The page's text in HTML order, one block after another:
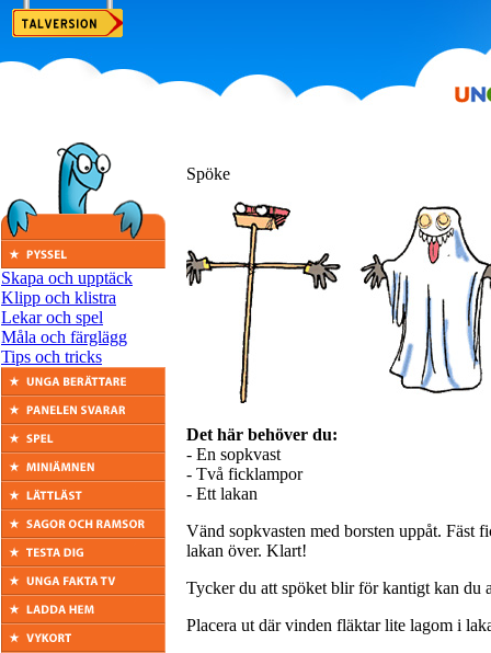
Skapa och upptäck
Klipp och klistra
Lekar och spel
Måla och färglägg
Tips och tricks
Spöke
Det här behöver du:
- En sopkvast
- Två ficklampor
- Ett lakan
Vänd sopkvasten med borsten uppåt. Fäst
lakan över. Klart!
Tycker du att spöket blir för kantigt kan du
Placera ut där vinden fläktar lite lagom i